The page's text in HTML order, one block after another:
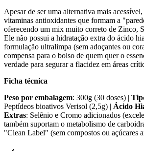
Apesar de ser uma alternativa mais
vitaminas antioxidantes que formam a
oferecendo um mix muito correto de Zinco,
Ele não possui a hidratação extra do ácido
formulação ultralimpa (sem adoçantes ou
compensa para o bolso de quem quer o
verdade para segurar a flacidez em áreas
Ficha técnica
Peso por embalagem: 300g (30 doses) |
Peptídeos bioativos Verisol (2,5g) | Ácido
Extras: Selênio e Cromo adicionados
também suportam o metabolismo de
"Clean Label" (sem compostos ou açúcares